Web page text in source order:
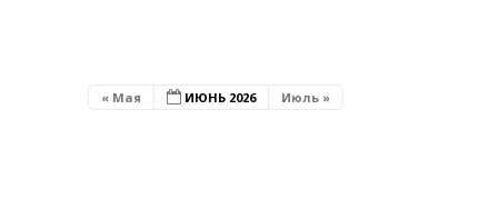
« Мая ИЮНЬ 2026 Июль »